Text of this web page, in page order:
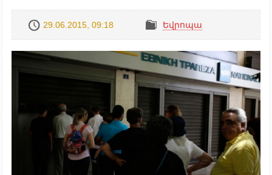
29.06.2015, 09:18 Եվրոպա